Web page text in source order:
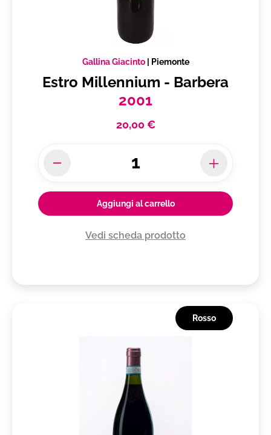
Gallina Giacinto| Piemonte
Estro Millennium - Barbera
2001
20,00 €
Aggiungi al carrello
Vedi scheda prodotto
Rosso